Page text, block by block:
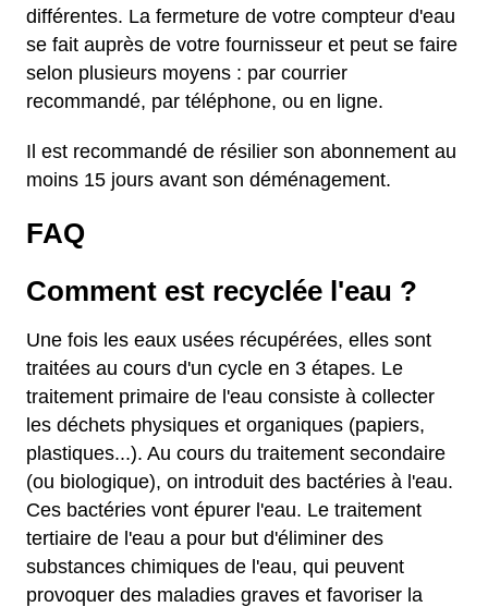
différentes. La fermeture de votre compteur d'eau
se fait auprès de votre fournisseur et peut se faire
selon plusieurs moyens : par courrier
recommandé, par téléphone, ou en ligne.
Il est recommandé de résilier son abonnement au
moins 15 jours avant son déménagement.
FAQ
Comment est recyclée l'eau ?
Une fois les eaux usées récupérées, elles sont
traitées au cours d'un cycle en 3 étapes. Le
traitement primaire de l'eau consiste à collecter
les déchets physiques et organiques (papiers,
plastiques...). Au cours du traitement secondaire
(ou biologique), on introduit des bactéries à l'eau.
Ces bactéries vont épurer l'eau. Le traitement
tertiaire de l'eau a pour but d'éliminer des
substances chimiques de l'eau, qui peuvent
provoquer des maladies graves et favoriser la